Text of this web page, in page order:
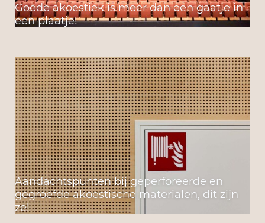
Goede akoestiek is meer dan een gaatje in
een plaatje!
Aandachtspunten bij geperforeerde en
gegroefde akoestische materialen, dit zijn
ze!